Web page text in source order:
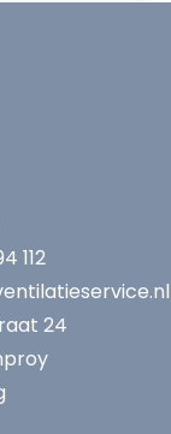
112
24